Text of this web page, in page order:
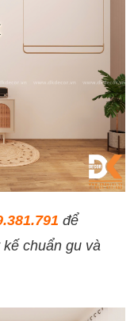
để
chuẩn gu và